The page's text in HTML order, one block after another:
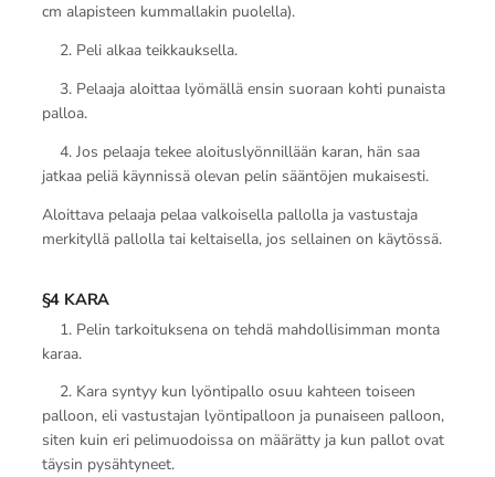
cm alapisteen kummallakin puolella).
2. Peli alkaa teikkauksella.
3. Pelaaja aloittaa lyömällä ensin suoraan kohti punaista
palloa.
4. Jos pelaaja tekee aloituslyönnillään karan, hän saa
jatkaa peliä käynnissä olevan pelin sääntöjen mukaisesti.
Aloittava pelaaja pelaa valkoisella pallolla ja vastustaja
merkityllä pallolla tai keltaisella, jos sellainen on käytössä.
§4 KARA
1. Pelin tarkoituksena on tehdä mahdollisimman monta
karaa.
2. Kara syntyy kun lyöntipallo osuu kahteen toiseen
palloon, eli vastustajan lyöntipalloon ja punaiseen palloon,
siten kuin eri pelimuodoissa on määrätty ja kun pallot ovat
täysin pysähtyneet.